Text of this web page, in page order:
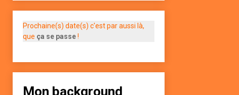
Prochaine(s) date(s) c'est par aussi là,
que ça se passe!
Mon background